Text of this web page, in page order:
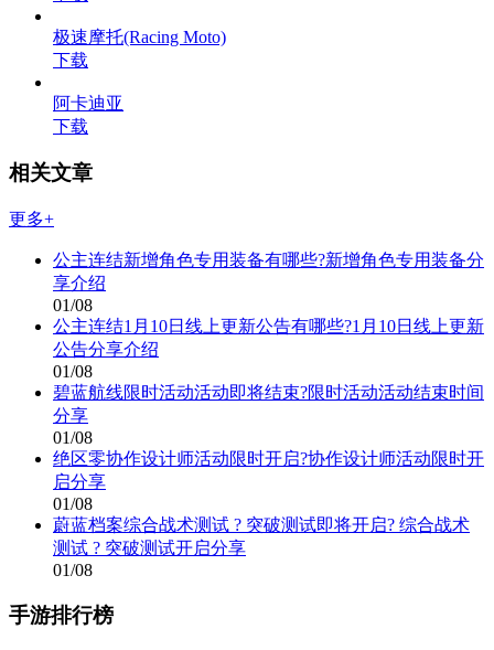
极速摩托(Racing Moto)
下载
阿卡迪亚
下载
相关文章
更多+
公主连结新增角色专用装备有哪些?新增角色专用装备分
享介绍
01/08
公主连结1月10日线上更新公告有哪些?1月10日线上更新
公告分享介绍
01/08
碧蓝航线限时活动活动即将结束?限时活动活动结束时间
分享
01/08
绝区零协作设计师活动限时开启?协作设计师活动限时开
启分享
01/08
蔚蓝档案综合战术测试 ? 突破测试即将开启? 综合战术
测试 ? 突破测试开启分享
01/08
手游排行榜